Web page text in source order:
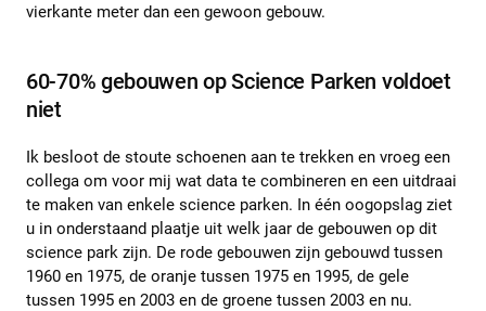
vierkante meter dan een gewoon gebouw.
60-70% gebouwen op Science Parken voldoet
niet
Ik besloot de stoute schoenen aan te trekken en vroeg een
collega om voor mij wat data te combineren en een uitdraai
te maken van enkele science parken. In één oogopslag ziet
u in onderstaand plaatje uit welk jaar de gebouwen op dit
science park zijn. De rode gebouwen zijn gebouwd tussen
1960 en 1975, de oranje tussen 1975 en 1995, de gele
tussen 1995 en 2003 en de groene tussen 2003 en nu.